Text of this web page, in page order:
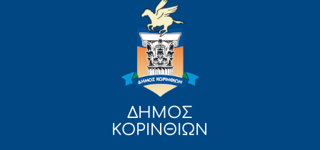
ΔΗΜΟΣ
ΚΟΡΙΝΘΙΩΝ